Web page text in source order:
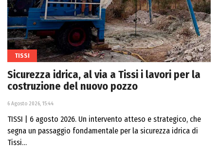
TISSI
Sicurezza idrica, al via a Tissi i lavori per la
costruzione del nuovo pozzo
6 Agosto 2026, 15:44
TISSI | 6 agosto 2026. Un intervento atteso e strategico, che
segna un passaggio fondamentale per la sicurezza idrica di
Tissi…